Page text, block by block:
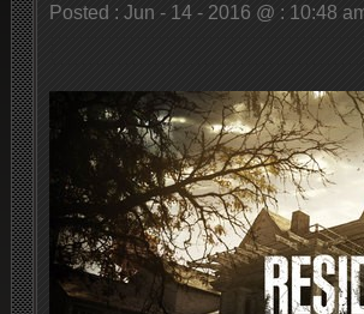
Posted : Jun - 14 - 2016 @ : 10:48